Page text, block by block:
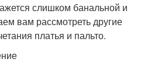
слишком банальной и
вам рассмотреть другие
платья и пальто.